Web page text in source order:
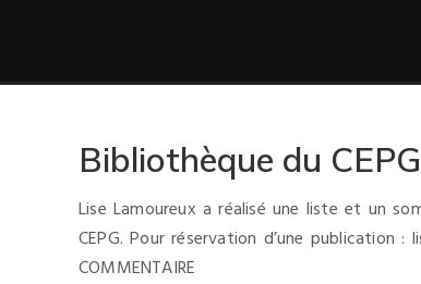
Bibliothèque du CEPG
Lise Lamoureux a réalisé une liste et un
CEPG. Pour réservation d’une publication :